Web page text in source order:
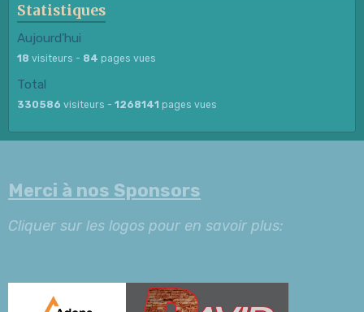
Statistiques
Aujourd'hui
18 visiteurs - 84 pages vues
Total
330586 visiteurs - 1268141 pages vues
Merci à nos Sponsors
Cliquer sur les logos pour en savoir plus: